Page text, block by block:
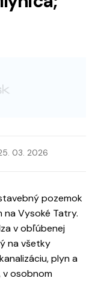
03. 2026
pozemok
Vysoké Tatry.
v obľúbenej
na všetky
plyn a
v osobnom